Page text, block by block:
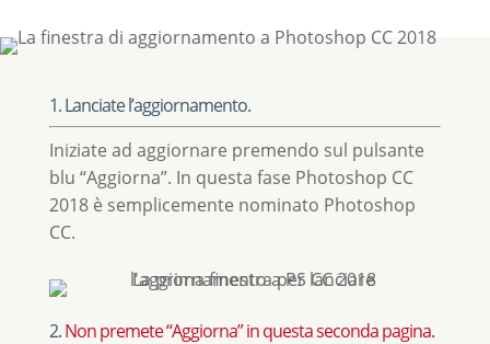
1. Lanciate l’aggiornamento.
Iniziate ad aggiornare premendo sul pulsante
blu “Aggiorna”. In questa fase Photoshop CC
2018 è semplicemente nominato Photoshop
CC.
2.Non premete “Aggiorna” in questa seconda pagina.